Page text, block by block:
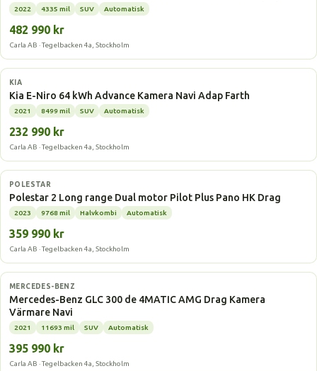
2022 4335 mil SUV Automatisk
482 990 kr
Carla AB · Tegelbacken 4a, Stockholm
Elbil
KIA
Kia E-Niro 64 kWh Advance Kamera Navi Adap Farth
2021 8499 mil SUV Automatisk
232 990 kr
Carla AB · Tegelbacken 4a, Stockholm
Elbil
POLESTAR
Polestar 2 Long range Dual motor Pilot Plus Pano HK Drag
2023 9768 mil Halvkombi Automatisk
359 990 kr
Carla AB · Tegelbacken 4a, Stockholm
Laddhybrid
MERCEDES-BENZ
Mercedes-Benz GLC 300 de 4MATIC AMG Drag Kamera
Värmare Navi
2021 11693 mil SUV Automatisk
395 990 kr
Carla AB · Tegelbacken 4a, Stockholm